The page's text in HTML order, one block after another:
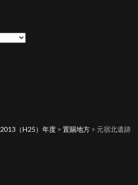
2013（H25）年度 > 置賜地方 > 元宿北遺跡